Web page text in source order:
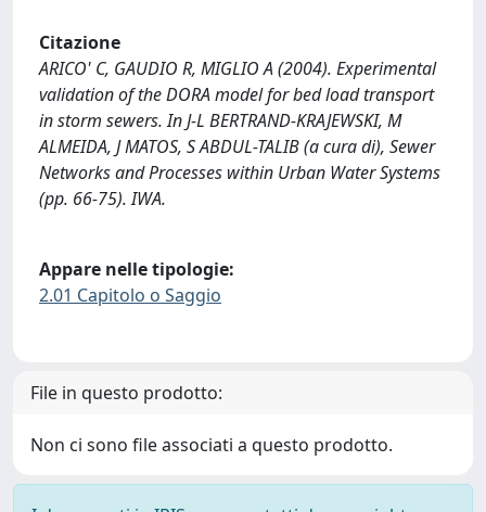
Citazione
ARICO' C, GAUDIO R, MIGLIO A (2004). Experimental
validation of the DORA model for bed load transport
in storm sewers. In J-L BERTRAND-KRAJEWSKI, M
ALMEIDA, J MATOS, S ABDUL-TALIB (a cura di), Sewer
Networks and Processes within Urban Water Systems
(pp. 66-75). IWA.
Appare nelle tipologie:
2.01 Capitolo o Saggio
File in questo prodotto:
Non ci sono file associati a questo prodotto.